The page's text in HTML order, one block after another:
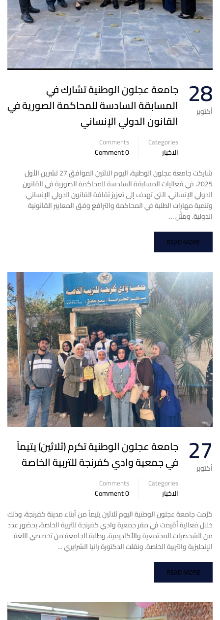
28
أكتوبر
جامعة عجلون الوطنية تشارك في
المسابقة السادسة للمحاكمة الصورية في
القانون الدولي الإنساني
Categories
الاخبار
Comments
0 Comment
شاركت جامعة عجلون الوطنية، اليوم الاثنين الموافق 27 تشرين الأول
2025، في فعاليات المسابقة السادسة للمحاكمة الصورية في القانون
الدولي الإنساني، التي تهدف إلى تعزيز ثقافة القانون الدولي الإنساني
وتنمية مهارات الطلبة في المحاكمة والترافع وفق المعايير القانونية
الدولية. ومثّل …
READ MORE
27
أكتوبر
جامعة عجلون الوطنية تكرم (ثلاثين) يتيماً
في جمعية وادي كفرنجة للتربية الخاصة
Categories
الاخبار
Comments
0 Comment
كرّمت جامعة عجلون الوطنية اليوم ثلاثين يتيماً من أبناء مدينة كفرنجة، وذلك
خلال فعالية أقيمت في مقر جمعية وادي كفرنجة للتربية الخاصة، بحضور عدد
من الشخصيات المجتمعية والأكاديمية، وطلبة الجامعة من تخصصي اللغة
الإنجليزية والتربية الخاصة. ونقلت الدكتورة رانيا الشرايري …
READ MORE